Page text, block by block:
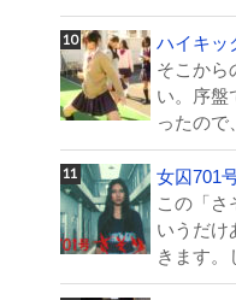
ハイキッ
そこから
い。序盤
ったので
女囚701
この「さ
いうだけ
きます。